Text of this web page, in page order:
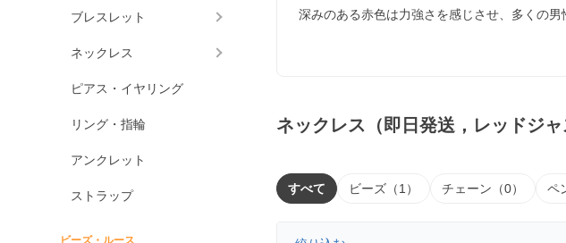
ブレスレット
ネックレス
ピアス・イヤリング
リング・指輪
アンクレット
ストラップ
ビーズ・ルース
深みのある赤色は力強さを感じさせ、多くの男
ネックレス（即日発送，レッドジャ
すべて ビーズ（1） チェーン（0） ペ